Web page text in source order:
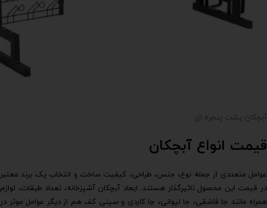
آبچکان پشت پنجره ای
قیمت انواع آبچکان
عوامل متعددی از جمله نوع، جنس، طراحی، کیفیت ساخت و انتخاب یک برند معتبر
در قیمت این محصول تاثیرگذار هستند. ابعاد آبچکان آشپزخانه، تعداد طبقات، لوازم
همراه مانند جا قاشقی، جا لیوانی، جا کاردی و سینی کف هم از دیگر عوامل موثر در